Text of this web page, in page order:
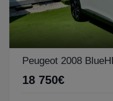
Peugeot 2008
18 750€